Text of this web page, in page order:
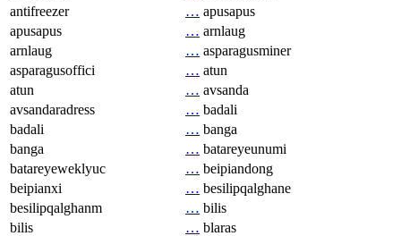
antifreezer
… apusapus
apusapus
… arnlaug
arnlaug
… asparagusminer
asparagusoffici
… atun
atun
… avsanda
avsandaradress
… badali
badali
… banga
banga
… batareyeunumi
batareyeweklyuc
… beipiandong
beipianxi
… besilipqalghane
besilipqalghanm
… bilis
bilis
… blaras